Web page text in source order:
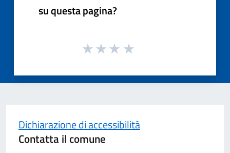
su questa pagina?
Dichiarazione di accessibilità
Contatta il comune